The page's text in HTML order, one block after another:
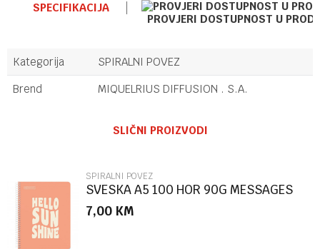
SPECIFIKACIJA
PROVJERI DOSTUPNOST U
Kategorija
SPIRALNI POVEZ
Brend
MIQUELRIUS DIFFUSION . S.A.
Poruka
SLIČNI PROIZVODI
SPIRALNI POVEZ
SVESKA A5 100 HOR 90G MESSAGES
PEACH
7,00 KM